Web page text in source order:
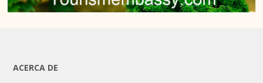
ACERCA DE